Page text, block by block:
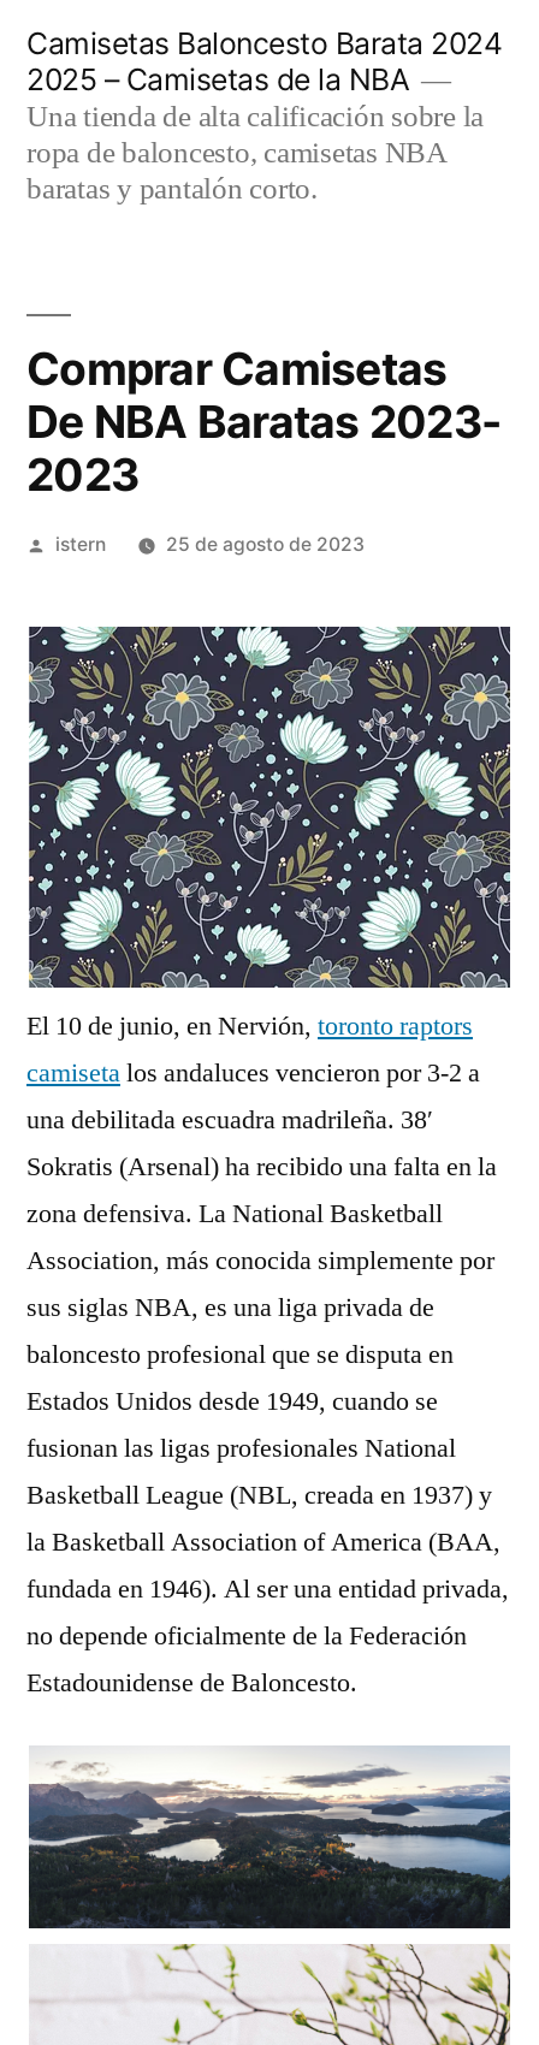
contenido
Camisetas Baloncesto Barata 2024
2025 – Camisetas de la NBA
Una tienda de alta calificación sobre la
ropa de baloncesto, camisetas NBA
baratas y pantalón corto.
Comprar Camisetas
De NBA Baratas 2023-
2023
Publicado
istern 25 de agosto de 2023
El 10 de junio, en Nervión, toronto raptors
camisetalos andaluces vencieron por 3-2 a
una debilitada escuadra madrileña. 38′
Sokratis (Arsenal) ha recibido una falta en la
zona defensiva. La National Basketball
Association, más conocida simplemente por
sus siglas NBA, es una liga privada de
baloncesto profesional que se disputa en
Estados Unidos desde 1949, cuando se
fusionan las ligas profesionales National
Basketball League (NBL, creada en 1937) y
la Basketball Association of America (BAA,
fundada en 1946). Al ser una entidad privada,
no depende oficialmente de la Federación
Estadounidense de Baloncesto.